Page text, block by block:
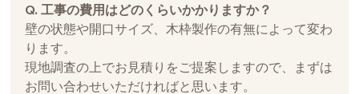
Q. 工事の費用はどのくらいかかりますか？
壁の状態や開口サイズ、木枠製作の有無によって変わ
ります。
現地調査の上でお見積りをご提案しますので、まずは
お問い合わせいただければと思います。